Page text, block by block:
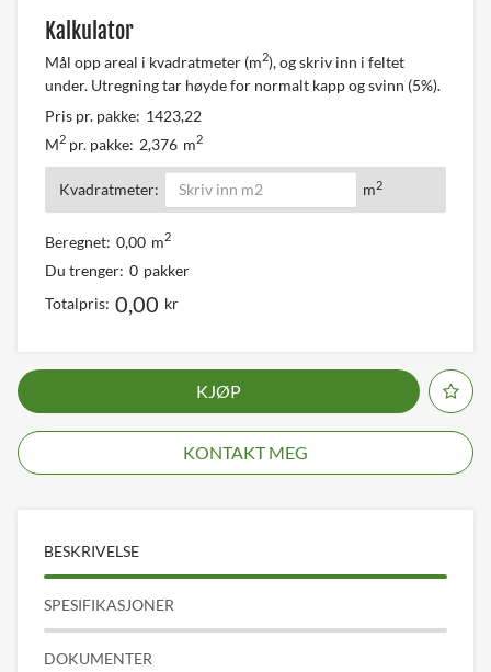
Kalkulator
Mål opp areal i kvadratmeter (m2), og skriv inn i feltet
under. Utregning tar høyde for normalt kapp og svinn (5%).
Pris pr. pakke: 1423,22
M2 pr. pakke: 2,376 m2
Kvadratmeter: m2
Beregnet: 0,00 m2
Du trenger: 0 pakker
Totalpris: 0,00 kr
KJØP
KONTAKT MEG
BESKRIVELSE
SPESIFIKASJONER
DOKUMENTER